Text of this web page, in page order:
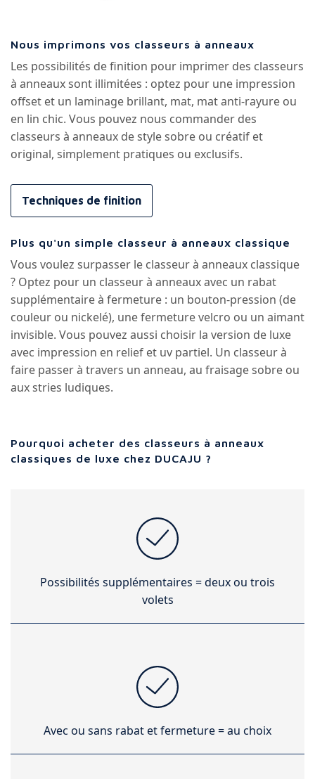
Nous imprimons vos classeurs à anneaux
Les possibilités de finition pour imprimer des classeurs
à anneaux sont illimitées : optez pour une impression
offset et un laminage brillant, mat, mat anti-rayure ou
en lin chic. Vous pouvez nous commander des
classeurs à anneaux de style sobre ou créatif et
original, simplement pratiques ou exclusifs.
Techniques de finition
Plus qu'un simple classeur à anneaux classique
Vous voulez surpasser le classeur à anneaux classique
? Optez pour un classeur à anneaux avec un rabat
supplémentaire à fermeture : un bouton-pression (de
couleur ou nickelé), une fermeture velcro ou un aimant
invisible. Vous pouvez aussi choisir la version de luxe
avec impression en relief et uv partiel. Un classeur à
faire passer à travers un anneau, au fraisage sobre ou
aux stries ludiques.
Pourquoi acheter des classeurs à anneaux
classiques de luxe chez DUCAJU ?
Possibilités supplémentaires = deux ou trois
volets
Avec ou sans rabat et fermeture = au choix